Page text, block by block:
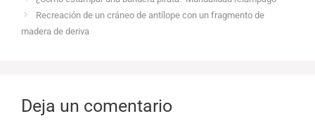
Recreación de un cráneo de antílope con un fragmento de
madera de deriva
Deja un comentario